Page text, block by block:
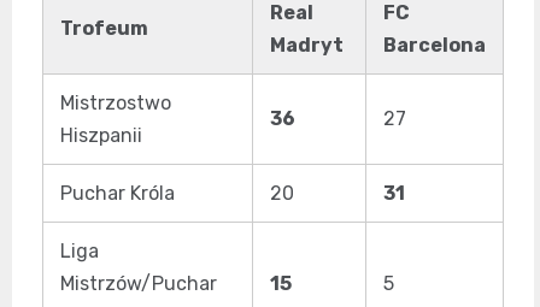
Trofeum
Real
Madryt
FC
Barcelona
Mistrzostwo
Hiszpanii
36 27
Puchar Króla 20 31
Liga
Mistrzów/Puchar
15 5